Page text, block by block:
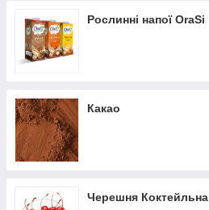
Рослинні напої OraSi
Какао
Черешня Коктейльна